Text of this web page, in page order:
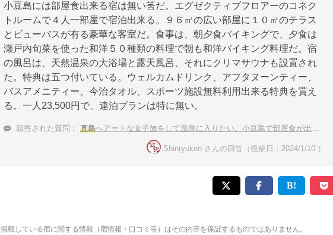
小豆島には部屋食出来る宿は無い筈だ。エグゼクティブフロアーのコネク
トルームで４人一部屋で宿泊出来る。９６㎡の広い部屋に１０㎡のテラス
とビューバスが有る豪華な客室だ。食事は、朝夕食バイキングで、夕食は
瀬戸内旬菜を使った和洋５０種類の料理で朝も和洋バイキング料理だ。宿
の風呂は、天然温泉の大浴場と露天風呂、それにクリマサウナも設置され
た。特典は五つ付いている。ウェルカムドリンク、アフタヌーンティー、
バスアメニティー、今治タオル、スポーツ施設無料利用出来る特典を貰え
る。一人23,500円で、連泊プランは特に無い。
回答された質問： 直島へアートな女子旅をして温泉に入りたい。小豆島で部屋食が出来るホテルや旅館を教えて
Shinryuken さんの回答（投稿日：2024/1/10 ）
掲載している宿に関する情報（宿情報・口コミ等）はその内容を保証するものではありません。